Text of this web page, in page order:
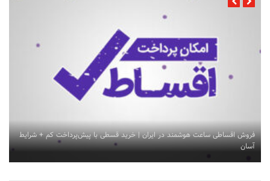
فروش اقساطی ساعت هوشمند در ایران | خرید قسطی با پیش‌پرداخت کم + شرایط
آسان